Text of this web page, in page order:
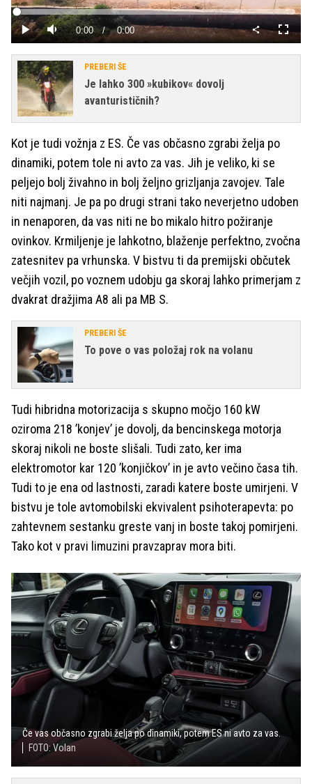
Predvajaj
Predvajaj
Tiho Current
Time
0:00 / Duration
0:00
Loaded:
0%
način
PREBERI ŠE
Je lahko 300 »kubikov« dovolj
avanturističnih?
Kot je tudi vožnja z ES. Če vas občasno zgrabi želja po
dinamiki, potem tole ni avto za vas. Jih je veliko, ki se
peljejo bolj živahno in bolj željno grizljanja zavojev. Tale
niti najmanj. Je pa po drugi strani tako neverjetno udoben
in nenaporen, da vas niti ne bo mikalo hitro požiranje
ovinkov. Krmiljenje je lahkotno, blaženje perfektno, zvočna
zatesnitev pa vrhunska. V bistvu ti da premijski občutek
večjih vozil, po voznem udobju ga skoraj lahko primerjam z
dvakrat dražjima A8 ali pa MB S.
PREBERI ŠE
To pove o vas položaj rok na volanu
Tudi hibridna motorizacija s skupno močjo 160 kW
oziroma 218 ’konjev’ je dovolj, da bencinskega motorja
skoraj nikoli ne boste slišali. Tudi zato, ker ima
elektromotor kar 120 ’konjičkov’ in je avto večino časa tih.
Tudi to je ena od lastnosti, zaradi katere boste umirjeni. V
bistvu je tole avtomobilski ekvivalent psihoterapevta: po
zahtevnem sestanku greste vanj in boste takoj pomirjeni.
Tako kot v pravi limuzini pravzaprav mora biti.
Če vas občasno zgrabi želja po dinamiki, potem ES ni avto za vas.
FOTO: Volan